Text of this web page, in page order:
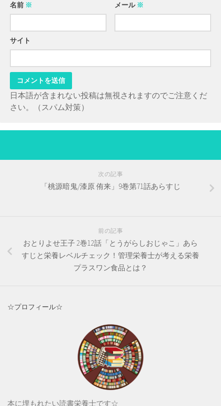
名前 ※ メール ※
サイト
日本語が含まれない投稿は無視されますのでご注意くだ
さい。（スパム対策）
次の記事
「桃源暗鬼/漆原 侑来」9巻第71話あらすじ
前の記事
おとりよせ王子 2巻12話「とうがらしおじゃこ」あら
すじと栄養レベルチェック！管理栄養士が考える栄養
プラスワン食品とは？
☆プロフィール☆
本に埋もれたい読書栄養士です☆